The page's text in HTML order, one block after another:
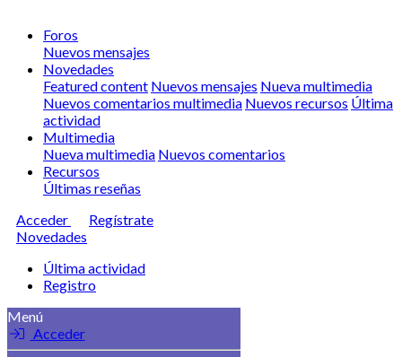
Foros
Nuevos mensajes
Novedades
Featured content Nuevos mensajes Nueva multimedia
Nuevos comentarios multimedia Nuevos recursos Última
actividad
Multimedia
Nueva multimedia Nuevos comentarios
Recursos
Últimas reseñas
Acceder
Regístrate
Novedades
Última actividad
Registro
Menú
Acceder